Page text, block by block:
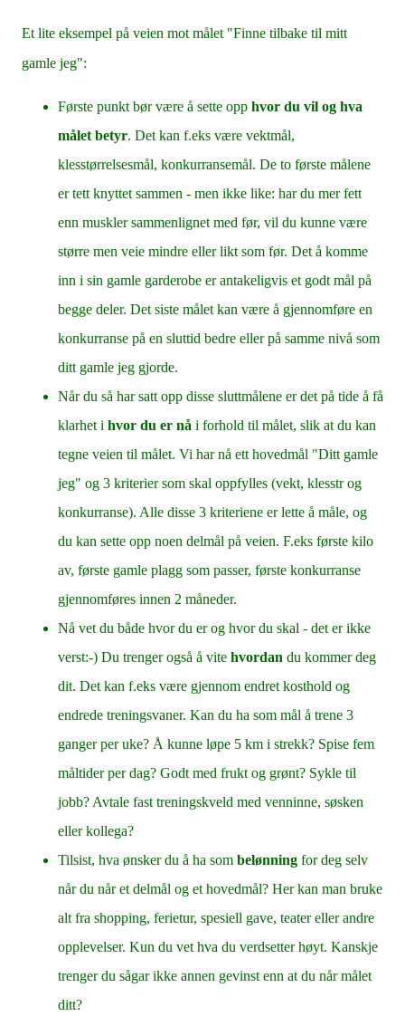
Et lite eksempel på veien mot målet "Finne tilbake til mitt
gamle jeg":
Første punkt bør være å sette opp hvor du vil og hva
målet betyr. Det kan f.eks være vektmål,
klesstørrelsesmål, konkurransemål. De to første målene
er tett knyttet sammen - men ikke like: har du mer fett
enn muskler sammenlignet med før, vil du kunne være
større men veie mindre eller likt som før. Det å komme
inn i sin gamle garderobe er antakeligvis et godt mål på
begge deler. Det siste målet kan være å gjennomføre en
konkurranse på en sluttid bedre eller på samme nivå som
ditt gamle jeg gjorde.
Når du så har satt opp disse sluttmålene er det på tide å få
klarhet i hvor du er nå i forhold til målet, slik at du kan
tegne veien til målet. Vi har nå ett hovedmål "Ditt gamle
jeg" og 3 kriterier som skal oppfylles (vekt, klesstr og
konkurranse). Alle disse 3 kriteriene er lette å måle, og
du kan sette opp noen delmål på veien. F.eks første kilo
av, første gamle plagg som passer, første konkurranse
gjennomføres innen 2 måneder.
Nå vet du både hvor du er og hvor du skal - det er ikke
verst:-) Du trenger også å vite hvordan du kommer deg
dit. Det kan f.eks være gjennom endret kosthold og
endrede treningsvaner. Kan du ha som mål å trene 3
ganger per uke? Å kunne løpe 5 km i strekk? Spise fem
måltider per dag? Godt med frukt og grønt? Sykle til
jobb? Avtale fast treningskveld med venninne, søsken
eller kollega?
Tilsist, hva ønsker du å ha som belønning for deg selv
når du når et delmål og et hovedmål? Her kan man bruke
alt fra shopping, ferietur, spesiell gave, teater eller andre
opplevelser. Kun du vet hva du verdsetter høyt. Kanskje
trenger du sågar ikke annen gevinst enn at du når målet
ditt?